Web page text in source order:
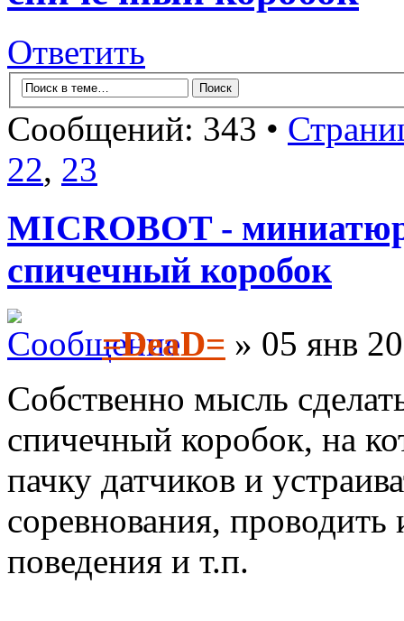
Ответить
Сообщений: 343 •
22, 23
MICROBOT -
спичечный коробок
=DeaD= » 05 янв
Собственно мысль
спичечный коробок, на
пачку датчиков и
соревнования, проводить
поведения и т.п.